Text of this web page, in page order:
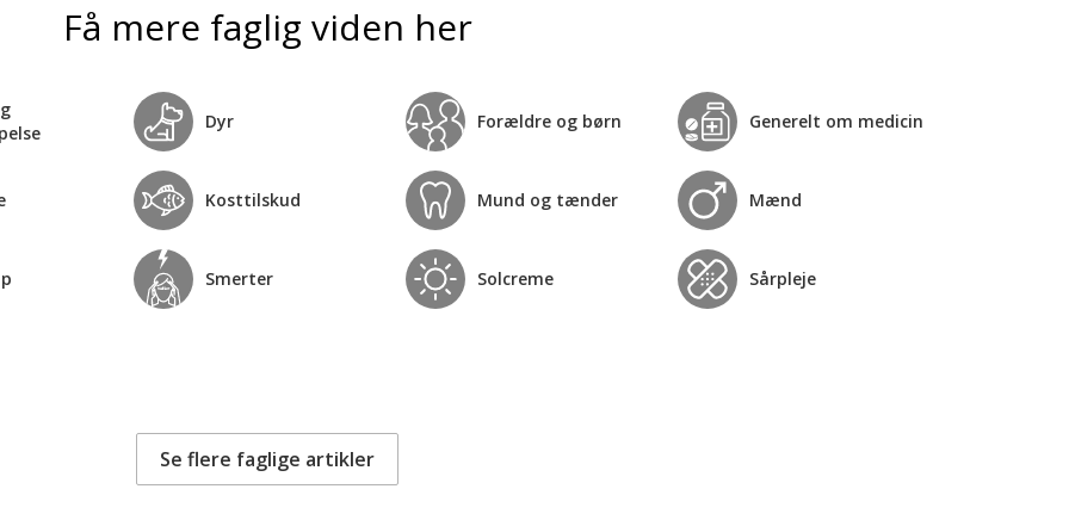
Få mere faglig viden her
Dyr Forældre og børn Generelt om medicin
Kosttilskud Mund og tænder Mænd
Smerter Solcreme Sårpleje
Se flere faglige artikler